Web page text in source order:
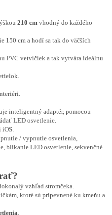
210 cm vhodný do každého
150 cm a hodí sa tak do väčších
PVC vetvičiek a tak vytvára ideálnu
inteligentný adaptér, pomocou
LED osvetlenie.
/ vypnutie osvetlenia,
blikanie LED osvetlenie, sekvenčné
vzhľad stromčeka.
ktoré sú pripevnené ku kmeňu a